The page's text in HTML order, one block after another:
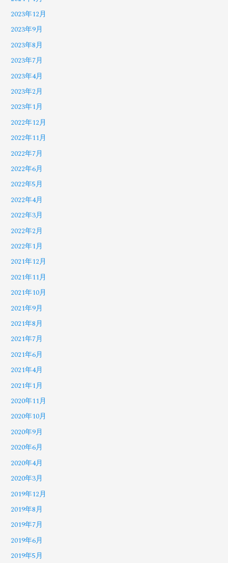
2023年12月
2023年9月
2023年8月
2023年7月
2023年4月
2023年2月
2023年1月
2022年12月
2022年11月
2022年7月
2022年6月
2022年5月
2022年4月
2022年3月
2022年2月
2022年1月
2021年12月
2021年11月
2021年10月
2021年9月
2021年8月
2021年7月
2021年6月
2021年4月
2021年1月
2020年11月
2020年10月
2020年9月
2020年6月
2020年4月
2020年3月
2019年12月
2019年8月
2019年7月
2019年6月
2019年5月